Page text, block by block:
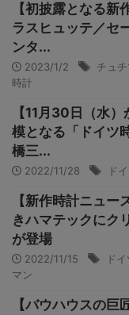
【初披露となる
ラスヒュッテ／セ
ンタ...
2023/1/2 チュ
時計
【11月30日（水
模となる「ドイツ
橋三...
2022/11/28 ド
【新作時計ニュー
きハマテックにク
が登場
2022/11/15 ド
マン
【バウハウスの巨